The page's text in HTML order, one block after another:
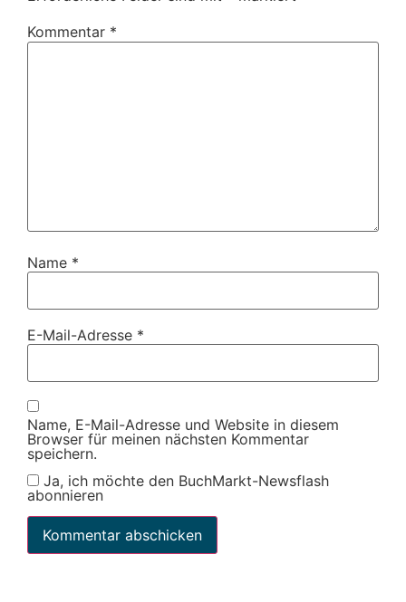
Kommentar *
Name *
E-Mail-Adresse *
Name, E-Mail-Adresse und Website in diesem
Browser für meinen nächsten Kommentar
speichern.
Ja, ich möchte den BuchMarkt-Newsflash
abonnieren